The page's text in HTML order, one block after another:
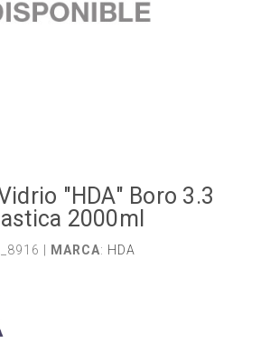
"HDA" Boro 3.3
2000ml
| MARCA: HDA